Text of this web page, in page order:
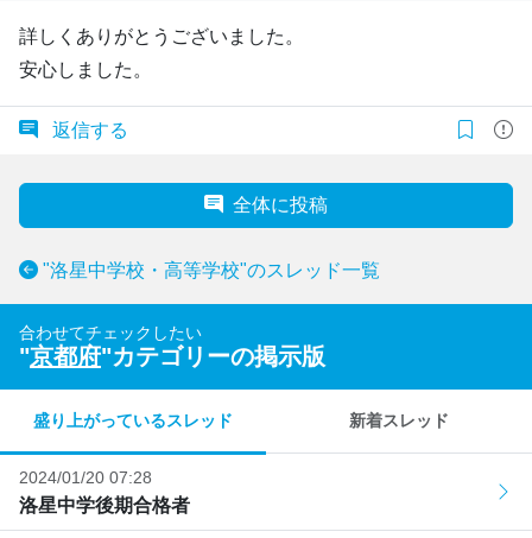
詳しくありがとうございました。
安心しました。
返信する
全体に投稿
"洛星中学校・高等学校"のスレッド一覧
合わせてチェックしたい
"京都府"カテゴリーの掲示版
盛り上がっているスレッド 新着スレッド
2024/01/20 07:28
洛星中学後期合格者